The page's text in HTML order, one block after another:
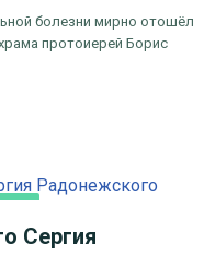
болезни мирно отошёл
протоиерей Борис
Сергия